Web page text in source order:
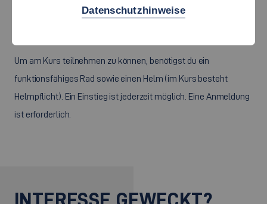
rund um Esslingen und Stuttgart.
Um am Kurs teilnehmen zu können, benötigst du ein
funktionsfähiges Rad sowie einen Helm (im Kurs besteht
Helmpflicht). Ein Einstieg ist jederzeit möglich. Eine Anmeldung
ist erforderlich.
Datenschutzhinweise